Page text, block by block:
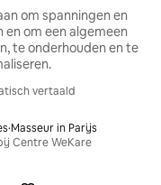
om spanningen en
om een algemeen
te onderhouden en te
vertaald
·Masseur in Parijs
Centre WeKare